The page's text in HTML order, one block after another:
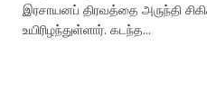
இரசாயனப் திரவத்தை அருந்தி
உயிரிழந்துள்ளார். கடந்த...